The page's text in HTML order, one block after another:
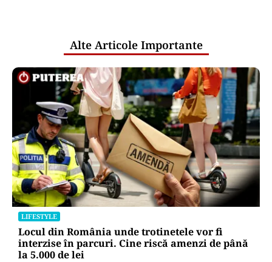
Alte Articole Importante
LIFESTYLE
Locul din România unde trotinetele vor fi
interzise în parcuri. Cine riscă amenzi de până
la 5.000 de lei